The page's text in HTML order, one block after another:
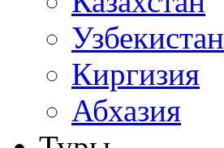
Узбекистан
Киргизия
Абхазия